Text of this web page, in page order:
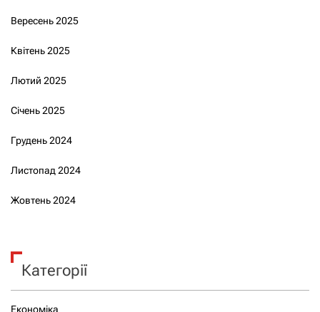
Вересень 2025
Квітень 2025
Лютий 2025
Січень 2025
Грудень 2024
Листопад 2024
Жовтень 2024
Категорії
Економіка